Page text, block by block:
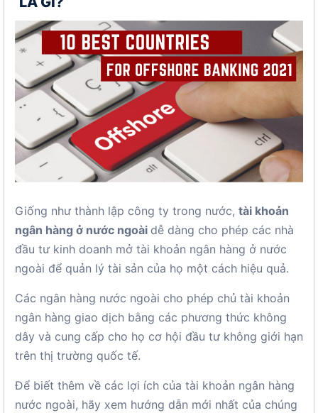
Giống như thành lập công ty trong nước, tài khoản
ngân hàng ở nước ngoài dễ dàng cho phép các nhà
đầu tư kinh doanh mở tài khoản ngân hàng ở nước
ngoài để quản lý tài sản của họ một cách hiệu quả.
Các ngân hàng nước ngoài cho phép chủ tài khoản
ngân hàng giao dịch bằng các phương thức không
dây và cung cấp cho họ cơ hội đầu tư không giới hạn
trên thị trường quốc tế.
Để biết thêm về các lợi ích của tài khoản ngân hàng
nước ngoài, hãy xem hướng dẫn mới nhất của chúng